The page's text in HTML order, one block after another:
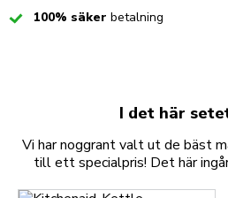
Checked100% säker betalning
I det här
Vi har noggrant valt ut de bäst
till ett specialpris! Det här